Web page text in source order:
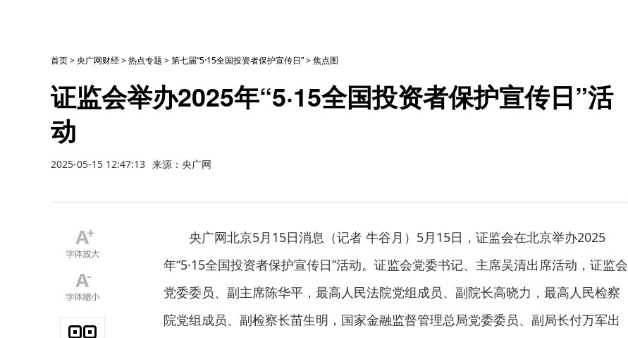
首页>央广网财经>热点专题 >第七届“5·15全国投资者保护宣传日”>焦点图
证监会举办2025年“5·15全国投资者保护宣传日”活
动
2025-05-15 12:47:13 来源：央广网
央广网北京5月15日消息（记者 牛谷月）5月15日，证监会在北京举办2025
年“5·15全国投资者保护宣传日”活动。证监会党委书记、主席吴清出席活动，证监会
党委委员、副主席陈华平，最高人民法院党组成员、副院长高晓力，最高人民检察
院党组成员、副检察长苗生明，国家金融监督管理总局党委委员、副局长付万军出